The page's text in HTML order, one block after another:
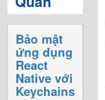
Bảo mật
ứng dụng
React
Native với
Keychains